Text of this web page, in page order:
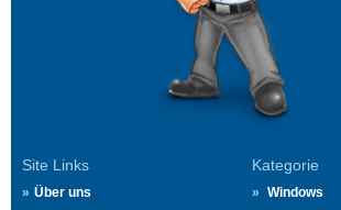
Site Links
Über uns
Kategorie
Windows